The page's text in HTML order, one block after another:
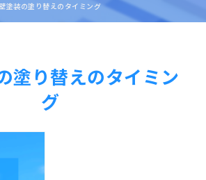
塗装の塗り替えのタイミング
塗り替えのタイミン
グ